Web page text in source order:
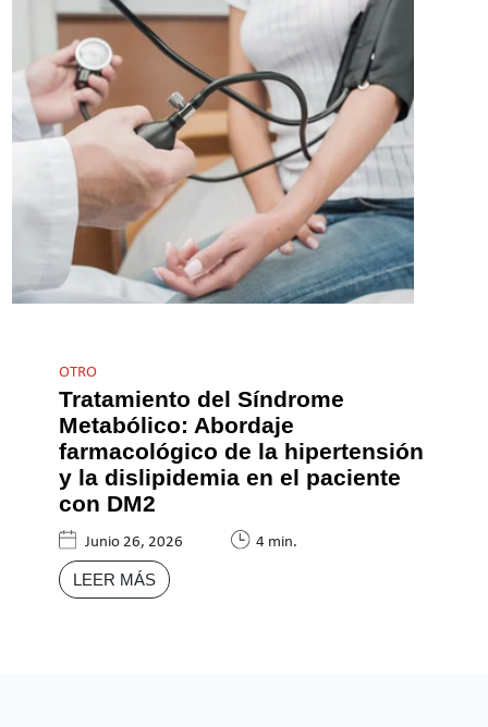
OTRO
Tratamiento del Síndrome
Metabólico: Abordaje
farmacológico de la hipertensión
y la dislipidemia en el paciente
con DM2
Junio 26, 2026 4 min.
LEER MÁS